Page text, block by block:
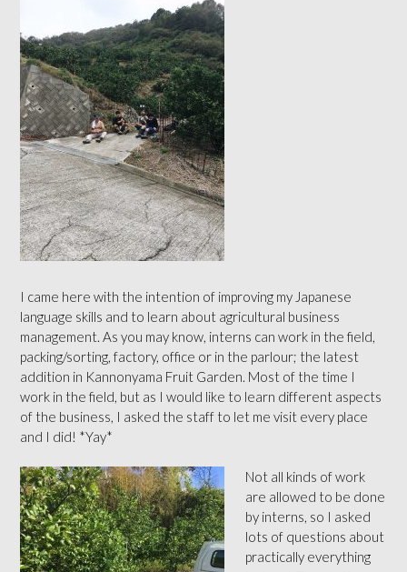
I came here with the intention of improving my Japanese
language skills and to learn about agricultural business
management. As you may know, interns can work in the field,
packing/sorting, factory, office or in the parlour; the latest
addition in Kannonyama Fruit Garden. Most of the time I
work in the field, but as I would like to learn different aspects
of the business, I asked the staff to let me visit every place
and I did! *Yay*
Not all kinds of work
are allowed to be done
by interns, so I asked
lots of questions about
practically everything